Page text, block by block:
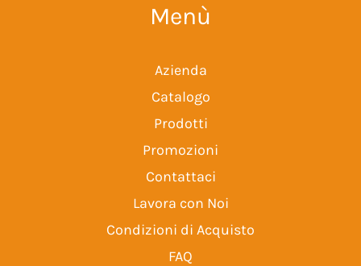
Menù
Azienda
Catalogo
Prodotti
Promozioni
Contattaci
Lavora con Noi
Condizioni di Acquisto
FAQ